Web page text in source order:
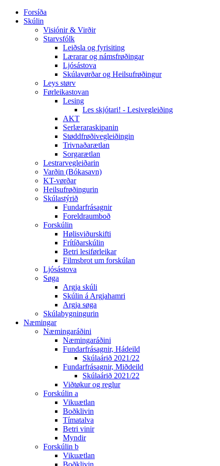
Forsíða
Skúlin
Visiónir & Virðir
Starvsfólk
Leiðsla og fyrisiting
Lærarar og námsfrøðingar
Ljósástova
Skúlavørðar og Heilsufrøðingur
Leys størv
Førleikastovan
Lesing
Les skjótari! - Lesivegleiðing
AKT
Serlæraraskipanin
Støddfrøðivegleiðingin
Trivnaðarætlan
Sorgarætlan
Lestrarvegleiðarin
Varðin (Bókasavn)
KT-vørðar
Heilsufrøðingurin
Skúlastýrið
Fundarfrásagnir
Foreldraumboð
Forskúlin
Hølisviðurskifti
Frítíðarskúlin
Betri lesiførleikar
Filmsbrot um forskúlan
Ljósástova
Søga
Argja skúli
Skúlin á Argjahamri
Argja søga
Skúlabygningurin
Næmingar
Næmingaráðini
Næmingaráðini
Fundarfrásagnir, Hádeild
Skúlaárið 2021/22
Fundarfrásagnir, Miðdeild
Skúlaárið 2021/22
Viðtøkur og reglur
Forskúlin a
Vikuætlan
Boðklivin
Tímatalva
Betri vinir
Myndir
Forskúlin b
Vikuætlan
Boðklivin